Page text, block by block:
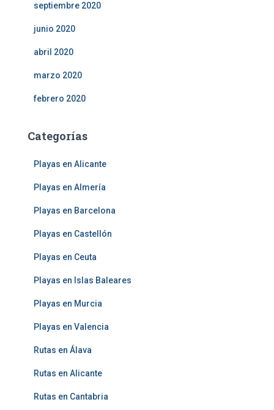
septiembre 2020
junio 2020
abril 2020
marzo 2020
febrero 2020
Categorías
Playas en Alicante
Playas en Almería
Playas en Barcelona
Playas en Castellón
Playas en Ceuta
Playas en Islas Baleares
Playas en Murcia
Playas en Valencia
Rutas en Álava
Rutas en Alicante
Rutas en Cantabria